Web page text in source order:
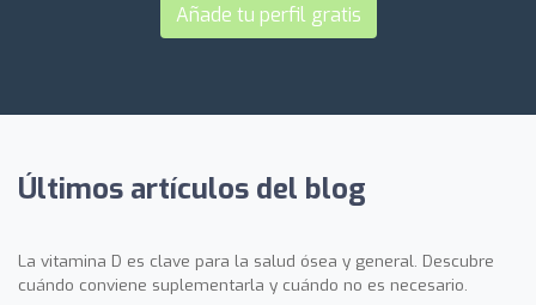
Añade tu perfil gratis
Últimos artículos del blog
La vitamina D es clave para la salud ósea y general. Descubre
cuándo conviene suplementarla y cuándo no es necesario.